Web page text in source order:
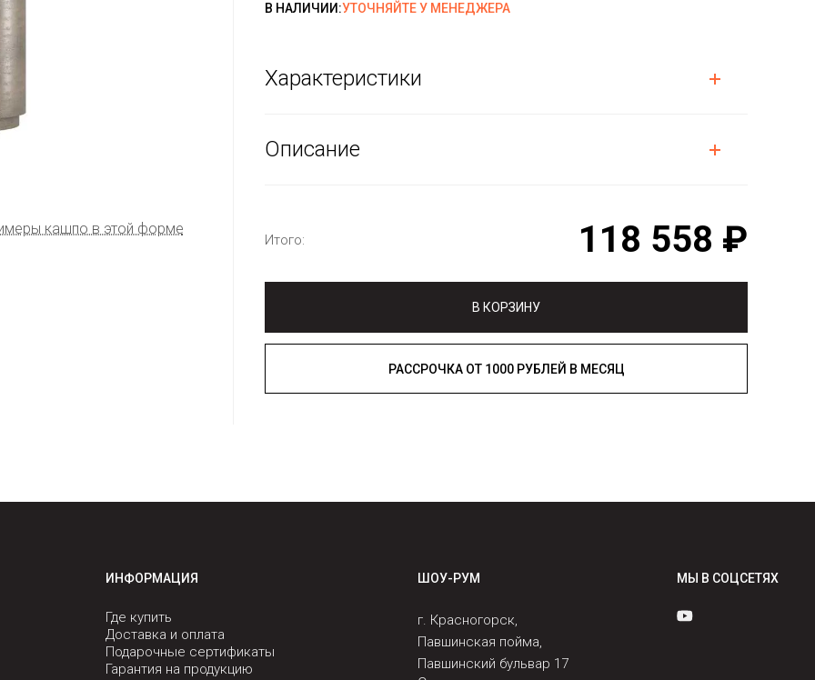
кашпо в этой форме
В НАЛИЧИИ:УТОЧНЯЙТЕ У МЕНЕДЖЕРА
Характеристики
Описание
Итого: 118 558 ₽
В КОРЗИНУ
РАССРОЧКА ОТ 1000 РУБЛЕЙ В МЕСЯЦ
ИНФОРМАЦИЯ
Где купить
Доставка и оплата
Подарочные сертификаты
Гарантия на продукцию
ШОУ-РУМ
г. Красногорск,
Павшинская пойма,
Павшинский бульвар 17
МЫ В СОЦСЕТЯХ